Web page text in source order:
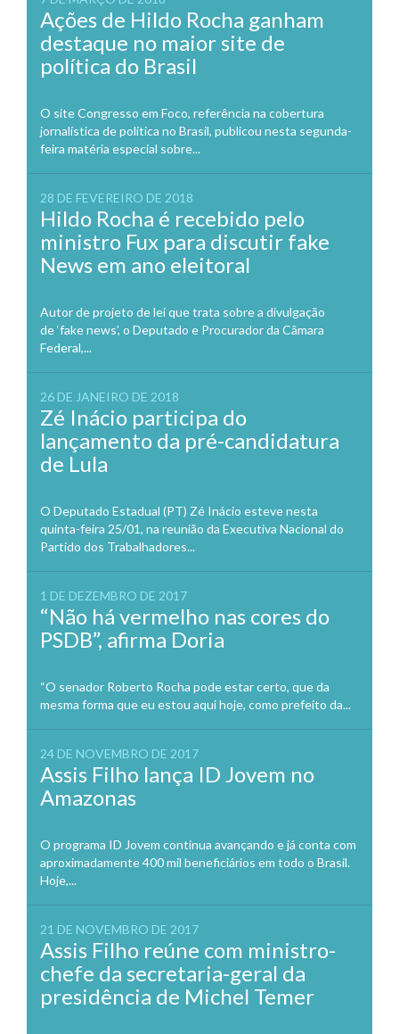
Ações de Hildo Rocha ganham
destaque no maior site de
política do Brasil
O site Congresso em Foco, referência na cobertura
jornalística de política no Brasil, publicou nesta segunda-
feira matéria especial sobre...
28 DE FEVEREIRO DE 2018
Hildo Rocha é recebido pelo
ministro Fux para discutir fake
News em ano eleitoral
Autor de projeto de lei que trata sobre a divulgação
de ‘fake news’, o Deputado e Procurador da Câmara
Federal,...
26 DE JANEIRO DE 2018
Zé Inácio participa do
lançamento da pré-candidatura
de Lula
O Deputado Estadual (PT) Zé Inácio esteve nesta
quinta-feira 25/01, na reunião da Executiva Nacional do
Partido dos Trabalhadores...
1 DE DEZEMBRO DE 2017
“Não há vermelho nas cores do
PSDB”, afirma Doria
“O senador Roberto Rocha pode estar certo, que da
mesma forma que eu estou aqui hoje, como prefeito da...
24 DE NOVEMBRO DE 2017
Assis Filho lança ID Jovem no
Amazonas
O programa ID Jovem continua avançando e já conta com
aproximadamente 400 mil beneficiários em todo o Brasil.
Hoje,...
21 DE NOVEMBRO DE 2017
Assis Filho reúne com ministro-
chefe da secretaria-geral da
presidência de Michel Temer